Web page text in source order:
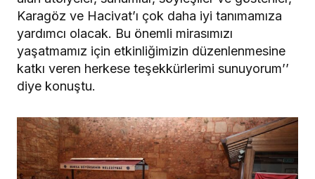
Karagöz ve Hacivat’ı çok daha iyi tanımamıza
yardımcı olacak. Bu önemli mirasımızı
yaşatmamız için etkinliğimizin düzenlenmesine
katkı veren herkese teşekkürlerimi sunuyorum’’
diye konuştu.